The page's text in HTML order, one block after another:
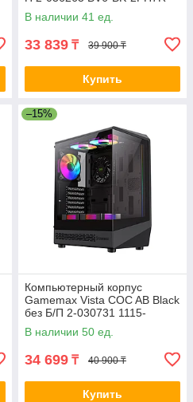
1FH7
В наличии 41 ед.
33 839 ₸ 39 900 ₸
Купить
–15%
Компьютерный корпус
Gamemax Vista COC AB Black
без Б/П 2-030731 1115-
3806R0004
В наличии 50 ед.
34 699 ₸ 40 900 ₸
Купить